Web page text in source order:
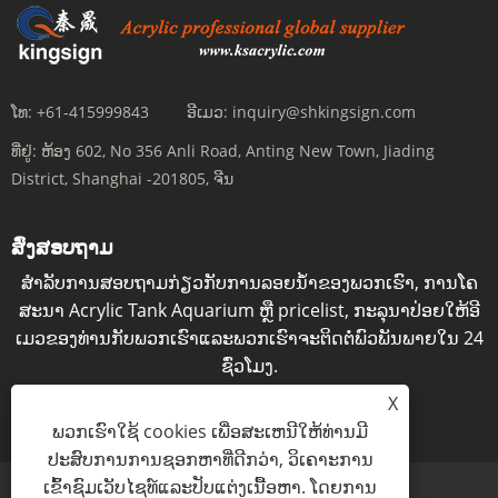
ໂທ: +61-415999843 ອີເມວ: inquiry@shkingsign.com
ທີ່ຢູ່: ຫ້ອງ 602, No 356 Anli Road, Anting New Town, Jiading
District, Shanghai -201805, ຈີນ
ສົ່ງສອບຖາມ
ສໍາ​ລັບ​ການ​ສອບ​ຖາມ​ກ່ຽວ​ກັບ​ການ​ລອຍ​ນ​້​ໍາ​ຂອງ​ພວກ​ເຮົາ​, ການ​ໂຄ​
ສະ​ນາ Acrylic Tank Aquarium ຫຼື pricelist​, ກະ​ລຸ​ນາ​ປ່ອຍ​ໃຫ້​ອີ​
ເມວ​ຂອງ​ທ່ານ​ກັບ​ພວກ​ເຮົາ​ແລະ​ພວກ​ເຮົາ​ຈະ​ຕິດ​ຕໍ່​ພົວ​ພັນ​ພາຍ​ໃນ 24
ຊົ່ວ​ໂມງ​.
ສອບຖາມດຽວນີ້
X
ພວກເຮົາໃຊ້ cookies ເພື່ອສະເຫນີໃຫ້ທ່ານມີ
ປະສົບການການຊອກຫາທີ່ດີກວ່າ, ວິເຄາະການ
ເຂົ້າຊົມເວັບໄຊທ໌ແລະປັບແຕ່ງເນື້ອຫາ. ໂດຍການ